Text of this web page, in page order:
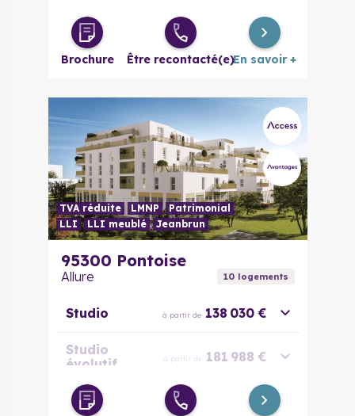
Brochure Être recontacté(e)En savoir +
TVA réduite LMNP
Patrimonial
LLI
LLI meublé Jeanbrun
95300 Pontoise
Allure 10logements
Studio à partir de 138 030 €
Studio
évolutif
à partir de 181 988 €
2 pièces à partir de 225 067 €